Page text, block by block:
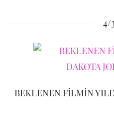
4/
BEKLENEN FİLMİN